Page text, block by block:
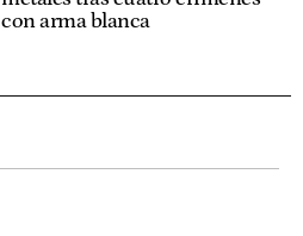
con arma blanca